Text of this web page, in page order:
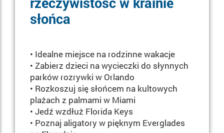
słońca
• Idealne miejsce na rodzinne wakacje
• Zabierz dzieci na wycieczki do słynnych
parków rozrywki w Orlando
• Rozkoszuj się słońcem na kultowych
plażach z palmami w Miami
• Jedź wzdłuż Florida Keys
• Poznaj aligatory w pięknym Everglades